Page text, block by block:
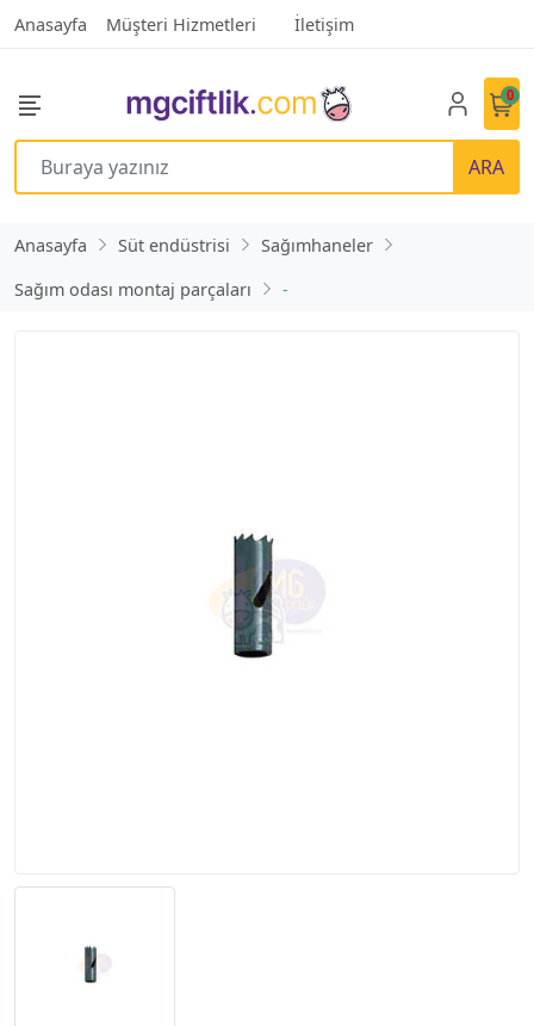
Anasayfa Müşteri Hizmetleri İletişim
ARA
0
Anasayfa Süt endüstrisi
Sağımhaneler
Sağım odası montaj parçaları
-